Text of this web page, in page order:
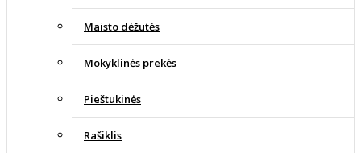
Maisto dėžutės
Mokyklinės prekės
Pieštukinės
Rašiklis